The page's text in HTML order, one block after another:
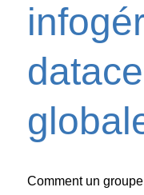
Comment un